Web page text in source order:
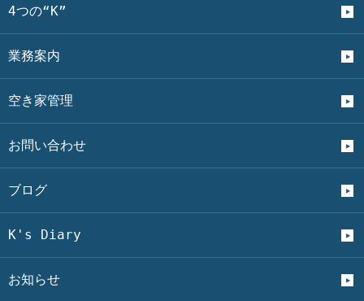
4つの“K”
業務案内
空き家管理
お問い合わせ
ブログ
K's Diary
お知らせ